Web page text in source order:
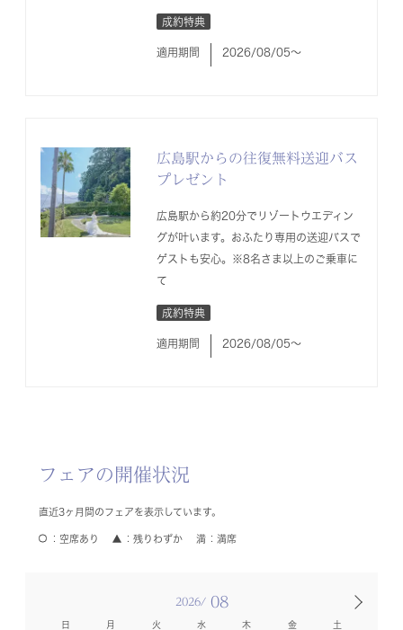
成約特典
適用期間 2026/08/05〜
広島駅からの往復無料送迎バス
プレゼント
広島駅から約20分でリゾートウエディン
グが叶います。おふたり専用の送迎バスで
ゲストも安心。※8名さま以上のご乗車に
て
成約特典
適用期間 2026/08/05〜
フェアの開催状況
直近3ヶ月間のフェアを表示しています。
空席あり 残りわずか 満席
2026/ 08
日 月 火 水 木 金 土